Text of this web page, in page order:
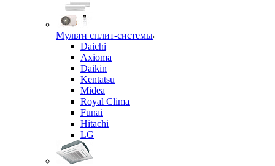
Мульти сплит-системы
Daichi
Axioma
Daikin
Kentatsu
Midea
Royal Clima
Funai
Hitachi
LG